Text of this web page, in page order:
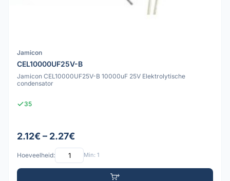
Jamicon
CEL10000UF25V-B
Jamicon CEL10000UF25V-B 10000uF 25V Elektrolytische
condensator
35
2.12€ – 2.27€
Hoeveelheid: Min: 1